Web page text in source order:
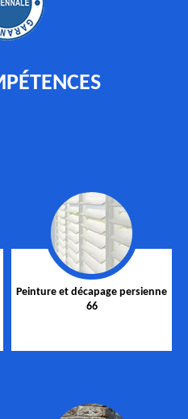
Peinture et décapage persienne
66